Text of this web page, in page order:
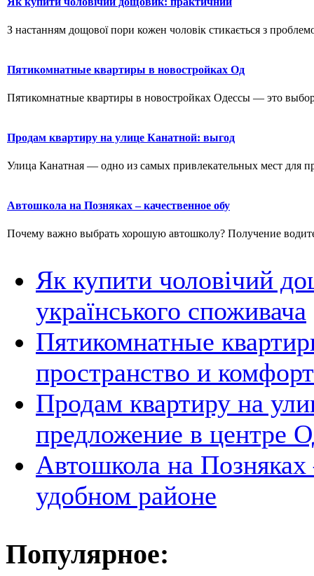
З настанням дощової пори кожен чоловік стикається з
Пятикомнатные квартиры в новостройках Од
Пятикомнатные квартиры в новостройках Одессы — это
Продам квартиру на улице Канатной: выгод
Улица Канатная — одно из самых привлекательных мест для
Автошкола на Позняках – качественное обу
Почему важно выбрать хорошую автошколу? Получение
Як купити чоловічий
українського споживача
Пятикомнатные
пространство и
Продам квартиру на
предложение в центре
Автошкола на Позняках
удобном районе
Популярное: